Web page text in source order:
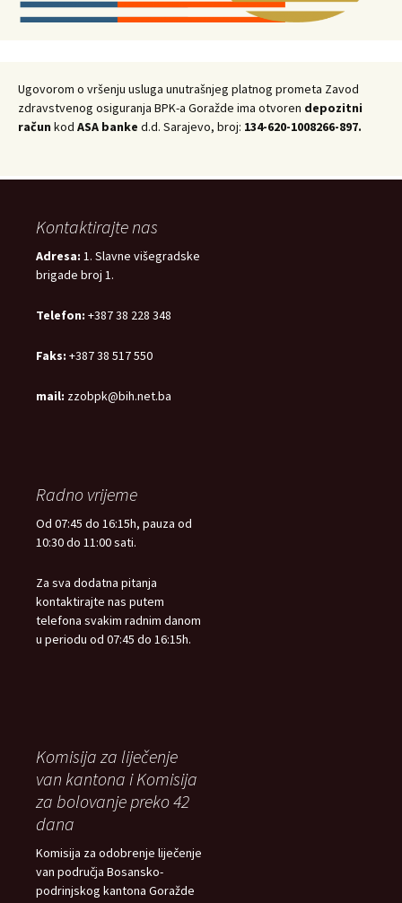
Ugovorom o vršenju usluga unutrašnjeg platnog prometa Zavod
zdravstvenog osiguranja BPK-a Goražde ima otvoren depozitni
račun kod ASA banke d.d. Sarajevo, broj: 134-620-1008266-897.
Kontaktirajte nas
Adresa: 1. Slavne višegradske
brigade broj 1.
Telefon: +387 38 228 348
Faks: +387 38 517 550
mail: zzobpk@bih.net.ba
Radno vrijeme
Od 07:45 do 16:15h, pauza od
10:30 do 11:00 sati.
Za sva dodatna pitanja
kontaktirajte nas putem
telefona svakim radnim danom
u periodu od 07:45 do 16:15h.
Komisija za liječenje
van kantona i Komisija
za bolovanje preko 42
dana
Komisija za odobrenje liječenje
van područja Bosansko-
podrinjskog kantona Goražde